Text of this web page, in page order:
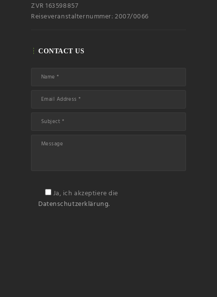
ZVR 163598857
Reiseveranstalternummer: 2007/0066
CONTACT US
Ja, ich akzeptiere die
Datenschutzerklärung.
Subscribin
g I
accept the privacy